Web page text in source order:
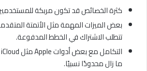
كثرة الخصائص قد تكون مربكة
بعض الميزات المهمة مثل الأتمتة
تتطلب الاشتراك في الخطط المدفوعة.
ما زال محدودًا نسبيًا.